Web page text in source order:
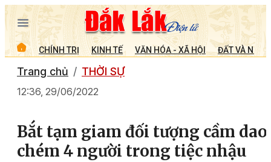
CHÍNH TRỊ KINH TẾ VĂN HÓA - XÃ HỘI ĐẤT VÀ
Trang chủ THỜI SỰ
12:36, 29/06/2022
Bắt tạm giam đối tượng cầm dao
chém 4 người trong tiệc nhậu